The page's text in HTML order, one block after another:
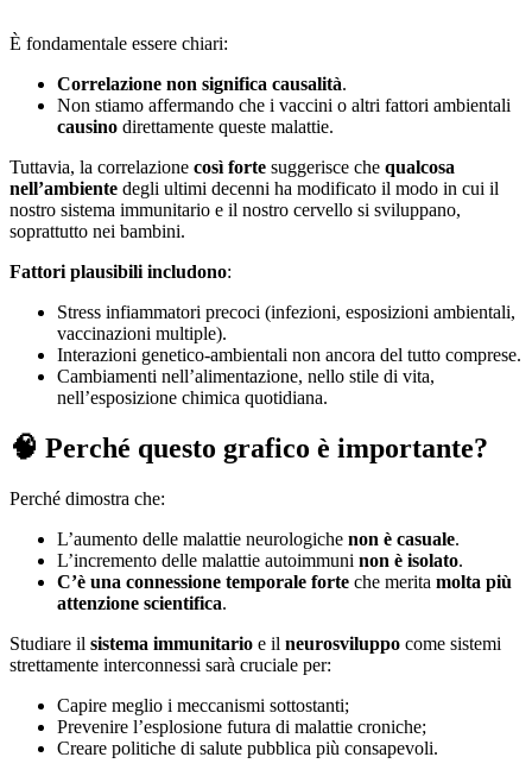
È fondamentale essere chiari:
Correlazione non significa causalità.
Non stiamo affermando che i vaccini o altri fattori ambientali
causino direttamente queste malattie.
Tuttavia, la correlazione così forte suggerisce che qualcosa
nell’ambiente degli ultimi decenni ha modificato il modo in cui il
nostro sistema immunitario e il nostro cervello si sviluppano,
soprattutto nei bambini.
Fattori plausibili includono:
Stress infiammatori precoci (infezioni, esposizioni ambientali,
vaccinazioni multiple).
Interazioni genetico-ambientali non ancora del tutto comprese.
Cambiamenti nell’alimentazione, nello stile di vita,
nell’esposizione chimica quotidiana.
🧠 Perché questo grafico è importante?
Perché dimostra che:
L’aumento delle malattie neurologiche non è casuale.
L’incremento delle malattie autoimmuni non è isolato.
C’è una connessione temporale forte che merita molta più
attenzione scientifica.
Studiare il sistema immunitario e il neurosviluppo come sistemi
strettamente interconnessi sarà cruciale per:
Capire meglio i meccanismi sottostanti;
Prevenire l’esplosione futura di malattie croniche;
Creare politiche di salute pubblica più consapevoli.